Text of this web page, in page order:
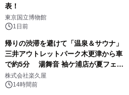
表！
東京国立博物館
1日前
帰りの渋滞を避けて「温泉＆サウナ」
三井アウトレットパーク木更津から車
で約5分 湯舞音 袖ケ浦店が夏フェア
メニューを提供
株式会社楽久屋
14時間前